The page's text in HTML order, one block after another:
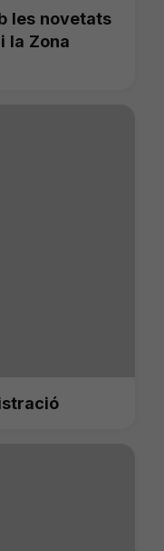
les novetats
la Zona